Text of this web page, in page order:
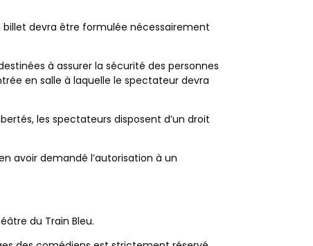
devra être formulée nécessairement
à assurer la sécurité des personnes
en salle à laquelle le spectateur devra
les spectateurs disposent d’un droit
avoir demandé l’autorisation à un
du Train Bleu.